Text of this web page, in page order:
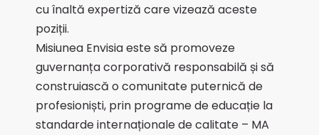
cu înaltă expertiză care vizează aceste
poziții.
Misiunea Envisia este să promoveze
guvernanța corporativă responsabilă și să
construiască o comunitate puternică de
profesioniști, prin programe de educație la
standarde internaționale de calitate – MA